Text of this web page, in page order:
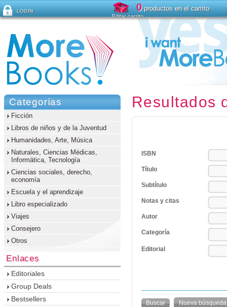
Resultados
ISBN
Título
Subtítulo
Notas y citas
Autor
Categoría
Editorial
Nueva búsqueda
Categorías
Ficción
Libros de niños y de la Juventud
Humanidades, Arte, Música
Naturales, Ciencias Médicas,
Informática, Tecnología
Ciencias sociales, derecho,
economía
Escuela y el aprendizaje
Libro especializado
Viajes
Consejero
Otros
Enlaces
Editoriales
Group Deals
Bestsellers
LOGIN
¿Ha olvidado su contraseña ?
0productos en el carrito
Editar carrito